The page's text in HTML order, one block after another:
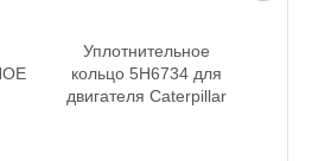
Уплотнительное
кольцо 5H6734 для
двигателя Caterpillar